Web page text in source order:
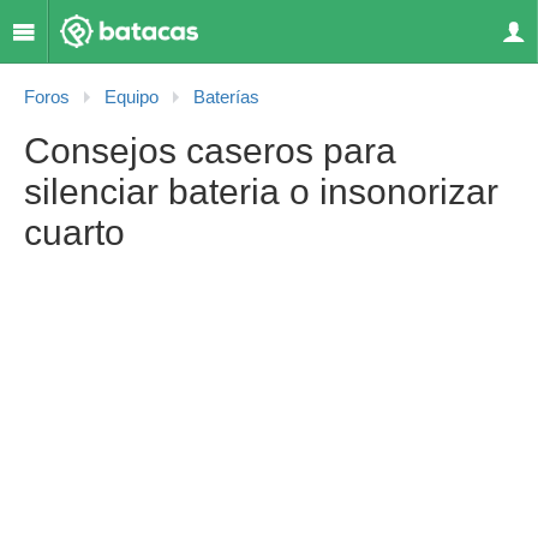
Foros Equipo Baterías
Consejos caseros para
silenciar bateria o insonorizar
cuarto